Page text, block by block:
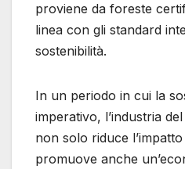
proviene da foreste
linea con gli standard
sostenibilità.
In un periodo in cui la
imperativo, l’industria
non solo riduce
promuove anche